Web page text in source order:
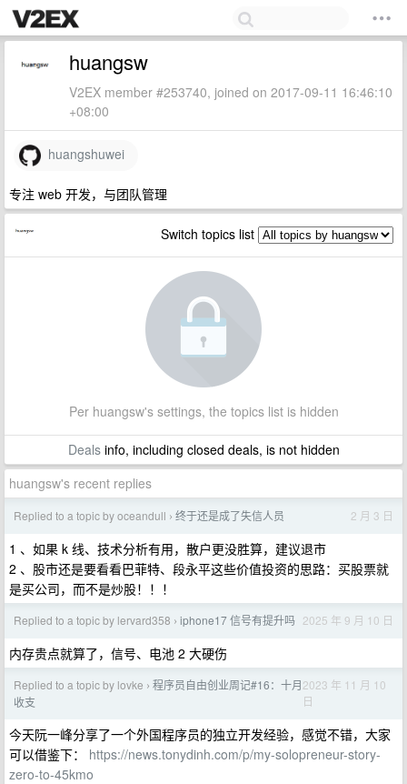
huangsw
V2EX member #253740, joined on 2017-09-11 16:46:10
+08:00
huangshuwei
专注 web 开发，与团队管理
Switch topics list
Per huangsw's settings, the topics list is hidden
Dealsinfo, including closed deals, is not hidden
huangsw's recent replies
Replied to a topic by oceandull › 终于还是成了失信人员 2 月 3 日
1 、如果 k 线、技术分析有用，散户更没胜算，建议退市
2 、股市还是要看看巴菲特、段永平这些价值投资的思路：买股票就
是买公司，而不是炒股！！！
Replied to a topic by lervard358 › iphone17 信号有提升吗 2025 年 9 月 10 日
内存贵点就算了，信号、电池 2 大硬伤
Replied to a topic by lovke › 程序员自由创业周记#16：十月
收支
2023 年 11 月 10
日
今天阮一峰分享了一个外国程序员的独立开发经验，感觉不错，大家
可以借鉴下： https://news.tonydinh.com/p/my-solopreneur-story-
zero-to-45kmo